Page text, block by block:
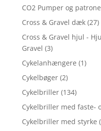
CO2 Pumper og
Cross & Gravel dæk (27)
Cross & Gravel hjul -
Gravel (3)
Cykelanhængere (1)
Cykelbøger (2)
Cykelbriller (134)
Cykelbriller med faste-
Cykelbriller med styrke